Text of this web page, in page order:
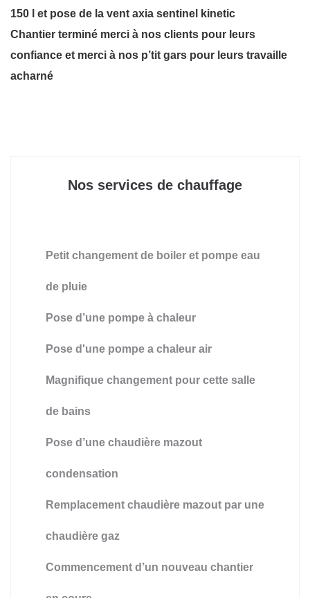
150 l et pose de la vent axia sentinel kinetic
Chantier terminé merci à nos clients pour leurs
confiance et merci à nos p’tit gars pour leurs travaille
acharné
Nos services de chauffage
Petit changement de boiler et pompe eau
de pluie
Pose d’une pompe à chaleur
Pose d'une pompe a chaleur air
Magnifique changement pour cette salle
de bains
Pose d’une chaudière mazout
condensation
Remplacement chaudière mazout par une
chaudière gaz
Commencement d’un nouveau chantier